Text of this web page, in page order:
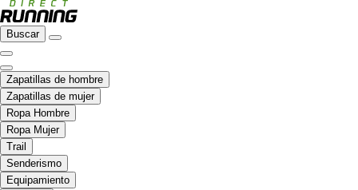
Buscar
Zapatillas de hombre
Zapatillas de mujer
Ropa Hombre
Ropa Mujer
Trail
Senderismo
Equipamiento